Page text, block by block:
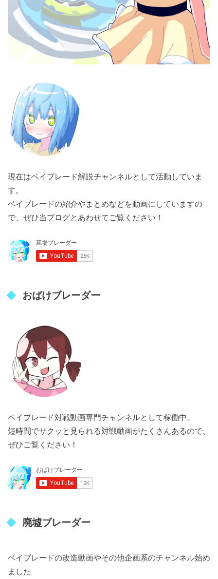
現在はベイブレード解説チャンネルとして活動していま
す。
ベイブレードの紹介やまとめなどを動画にしていますの
で、ぜひ当ブログとあわせてご覧ください！
おばけブレーダー
ベイブレード対戦動画専門チャンネルとして稼働中。
短時間でサクッと見られる対戦動画がたくさんあるので、
ぜひご覧ください！
廃墟ブレーダー
ベイブレードの改造動画やその他企画系のチャンネル始め
ました